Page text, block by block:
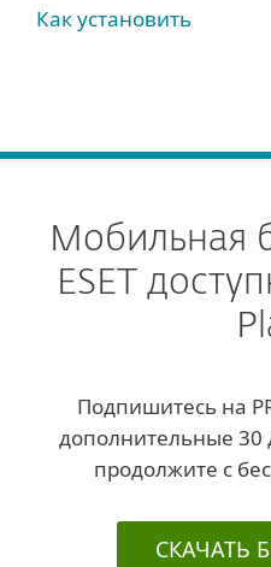
Как установить
Мобильная
ESET
Подпишитесь на
дополнительные 30
продолжите с
СКАЧАТЬ